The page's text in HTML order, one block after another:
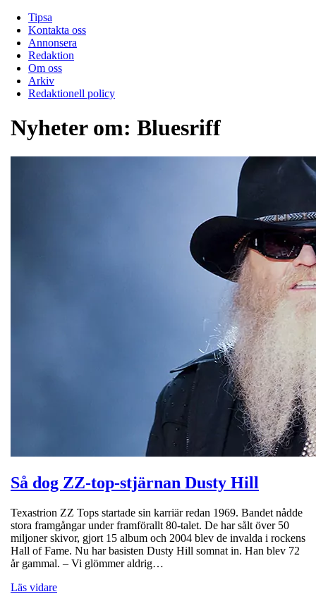
Tipsa
Kontakta oss
Annonsera
Redaktion
Om oss
Arkiv
Redaktionell policy
Nyheter om: Bluesriff
Så dog ZZ-top-stjärnan Dusty Hill
Texastrion ZZ Tops startade sin karriär redan 1969. Bandet nådde
stora framgångar under framförallt 80-talet. De har sålt över 50
miljoner skivor, gjort 15 album och 2004 blev de invalda i rockens
Hall of Fame. Nu har basisten Dusty Hill somnat in. Han blev 72
år gammal. – Vi glömmer aldrig…
Läs vidare